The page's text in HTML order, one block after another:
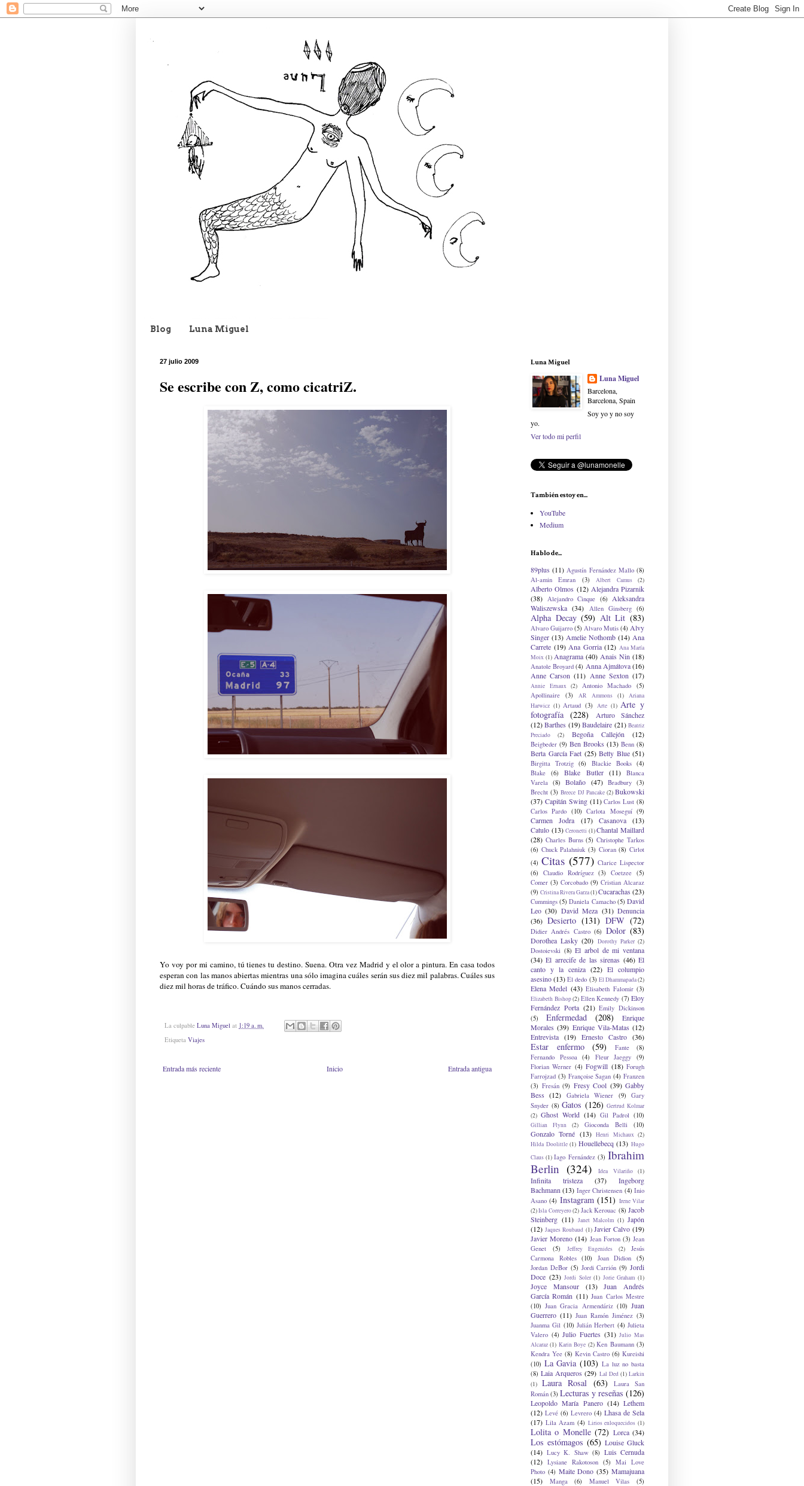
Blog Luna Miguel
27 julio 2009
Se escribe con Z, como cicatriZ.
Yo voy por mi camino, tú tienes tu destino. Suena. Otra vez Madrid y el olor a pintura. En casa todos
esperan con las manos abiertas mientras una sólo imagina cuáles serán sus diez mil palabras. Cuáles sus
diez mil horas de tráfico. Cuándo sus manos cerradas.
La culpable Luna Miguel at 1:19 a. m.
Etiqueta Viajes
Entrada más reciente Entrada antigua
Inicio
Luna Miguel
Luna Miguel
Barcelona,
Barcelona, Spain
Soy yo y no soy
yo.
Ver todo mi perfil
También estoy en...
YouTube
Medium
Hablo de...
89plus (11) Agustín Fernández Mallo (8)
Al-amin Emran
(3) Albert Camus (2)
Alberto Olmos (12) Alejandra Pizarnik
(38)
Alejandro Cinque (6)
Aleksandra
Waliszewska (34) Allen Ginsberg (6)
Alpha Decay (59) Alt Lit (83)
Alvaro Guijarro (5) Alvaro Mutis (4) Alvy
Singer (13) Amelie Nothomb (14) Ana
Carrete (19) Ana Gorria (12) Ana María
Moix (1) Anagrama (40) Anais Nin (18)
Anatole Broyard (4) Anna Ajmátova (16)
Anne Carson (11) Anne Sexton (17)
Annie Ernaux (2) Antonio Machado
(5)
Apollinaire
(3) AR Ammons (1)
Ariana
Harwicz (1) Artaud (3) Arte (1) Arte y
fotografía (228)
Arturo Sánchez
(12) Barthes (19) Baudelaire (21) Beatriz
Preciado
(2) Begoña Callejón (12)
Beigbeder (9) Ben Brooks (13) Benn (8)
Berta García Faet (25) Betty Blue (51)
Birgitta Trotzig (6) Blackie Books (4)
Blake
(6) Blake Butler (11)
Blanca
Varela
(8) Bolaño (47) Bradbury (3)
Brecht (3) Breece DJ Pancake (2) Bukowski
(37) Capitán Swing (11) Carlos Lust (8)
Carlos Pardo (10) Carlota Moseguí (9)
Carmen Jodra (17) Casanova
(13)
Catulo (13) Ceronetti (1) Chantal Maillard
(28) Charles Burns (5) Christophe Tarkos
(6) Chuck Palahniuk (3) Cioran (8) Cirlot
(4) Citas (577) Clarice Lispector
(6)
Claudio Rodríguez (3) Coetzee (5)
Comer (3) Corcobado (9) Cristian Alcaraz
(9) Cristina Rivera Garza(1)Cucarachas (23)
Cummings (5) Daniela Camacho (5) David
Leo (30) David Meza (31) Denuncia
(36) Desierto (131) DFW (72)
Didier Andrés Castro (6) Dolor (83)
Dorothea Lasky (20) Dorothy Parker (2)
Dostoievski (8) El arbol de mi ventana
(34) El arrecife de las sirenas (46) El
canto y la ceniza (22) El columpio
asesino(13) El dedo (3) El Dhammapada(2)
Elena Medel (43) Elisabeth Falomir (3)
Elizabeth Bishop(2) Ellen Kennedy (7) Eloy
Fernández Porta (21) Emily Dickinson
(5)
Enfermedad (208)
Enrique
Morales (39) Enrique Vila-Matas (12)
Entrevista (19) Ernesto Castro (36)
Estar enfermo (59) Fante
(8)
Fernando Pessoa
(4) Fleur Jaeggy
(9)
Florian Werner (4) Fogwill (18) Forugh
Farrojzad (3) Françoise Sagan (4) Franzen
(3) Fresán (9) Fresy Cool (39) Gabby
Bess (12) Gabriela Wiener (9)
Gary
Snyder (8) Gatos (126) Gertrud Kolmar
(2) Ghost World (14) Gil Padrol (10)
Gillian Flynn (2) Gioconda Belli (10)
Gonzalo Torné (13) Henri Michaux (2)
Hilda Doolittle (1) Houellebecq (13) Hugo
Claus (1) Iago Fernández (3) Ibrahim
Berlin (324) Idea Vilariño (1)
Infinita tristeza (37)
Ingeborg
Bachmann (13) Inger Christensen (4) Inio
Asano (4) Instagram (151) Irene Vilar
(2)Isla Correyero(2) Jack Kerouac (8) Jacob
Steinberg (11) Janet Malcolm (1) Japón
(12) Jaques Roubaud (1) Javier Calvo (19)
Javier Moreno (14) Jean Forton (3) Jean
Genet
(5) Jeffrey Eugenides (2)
Jesús
Carmona Robles
(10) Joan Didion
(5)
Jordan DeBor (5) Jordi Carrión (9) Jordi
Doce (23) Jordi Soler (1) Jorie Graham (1)
Joyce Mansour (13)
Juan Andrés
García Román (11) Juan Carlos Mestre
(10) Juan Gracia Armendáriz (10) Juan
Guerrero (11) Juan Ramón Jiménez (3)
Juanma Gil (10) Julián Herbert (4) Julieta
Valero (4) Julio Fuertes (31) Julio Mas
Alcaraz (1) Karin Boye (2) Ken Baumann (3)
Kendra Yee (8) Kevin Castro (6) Kureishi
(10) La Gavia (103) La luz no basta
(8) Laia Arqueros (29) Lal Ded (1) Larkin
(1)
Laura Rosal (63)
Laura San
Román (3) Lecturas y reseñas (126)
Leopoldo María Panero (14) Lethem
(12) Levé (6) Levrero (4) Lhasa de Sela
(17) Lila Azam (4) Lirios enloquecidos (1)
Lolita o Monelle (72) Lorca (34)
Los estómagos (65) Louise Gluck
(14) Lucy K. Shaw (8) Luis Cernuda
(12) Lysiane Rakotoson (5)
Mai Love
Photo (4) Maite Dono (35) Mamajuana
(15)
Manga (6) Manuel Vilas (5)